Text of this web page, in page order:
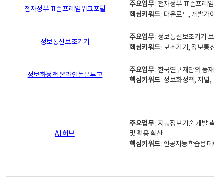
전자정부 표준프레임워크포털
주요업무: 전자정부 표준프레임
핵심키워드: 다운로드, 개발가이
정보통신보조기기
주요업무: 정보통신보조기기 보
핵심키워드: 보조기기, 정보통신
정보화정책 온라인논문투고
주요업무: 한국연구재단의 등재
핵심키워드: 정보화정책, 저널,
AI 허브
주요업무: 지능정보기술 개발 촉
및 활용 확산
핵심키워드: 인공지능 학습용 데